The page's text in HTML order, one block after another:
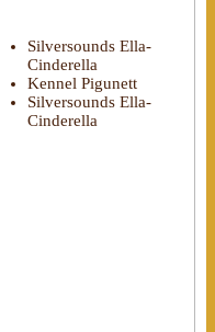
Silversounds Ella-
Cinderella
Kennel Pigunett
Silversounds Ella-
Cinderella